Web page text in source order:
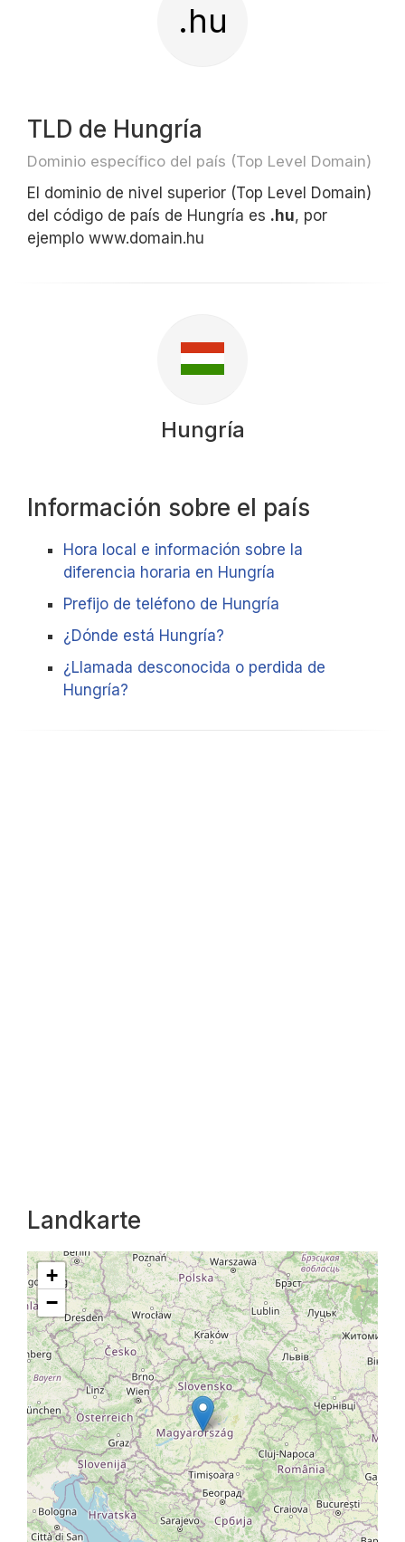
.hu
TLD de Hungría
Dominio específico del país (Top Level Domain)
El dominio de nivel superior (Top Level Domain)
del código de país de Hungría es .hu, por
ejemplo www.domain.hu
Hungría
Información sobre el país
Hora local e información sobre la
diferencia horaria en Hungría
Prefijo de teléfono de Hungría
¿Dónde está Hungría?
¿Llamada desconocida o perdida de
Hungría?
Landkarte
+
−